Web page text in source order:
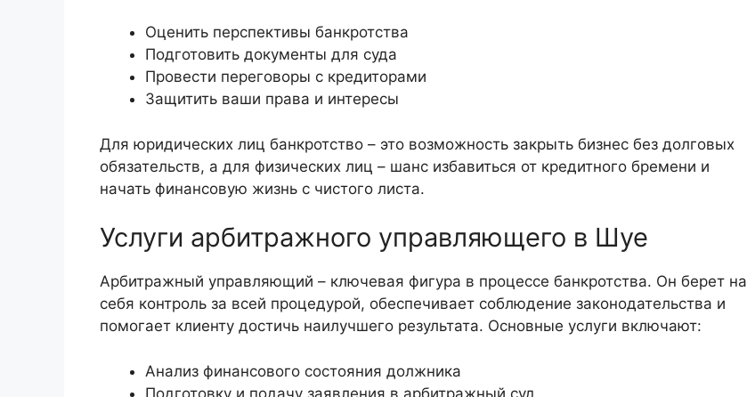
Оценить перспективы банкротства
Подготовить документы для суда
Провести переговоры с кредиторами
Защитить ваши права и интересы
Для юридических лиц банкротство – это возможность закрыть бизнес без долговых
обязательств, а для физических лиц – шанс избавиться от кредитного бремени и
начать финансовую жизнь с чистого листа.
Услуги арбитражного управляющего в Шуе
Арбитражный управляющий – ключевая фигура в процессе банкротства. Он берет на
себя контроль за всей процедурой, обеспечивает соблюдение законодательства и
помогает клиенту достичь наилучшего результата. Основные услуги включают:
Анализ финансового состояния должника
Подготовку и подачу заявления в арбитражный суд